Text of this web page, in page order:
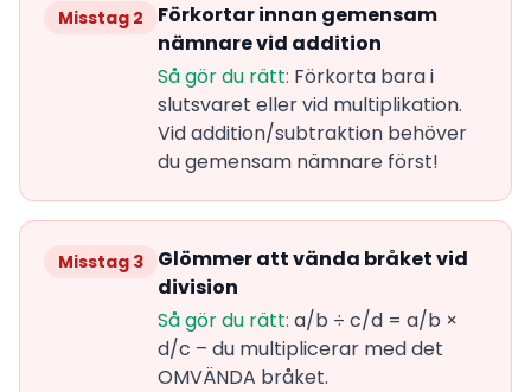
Misstag 2
Förkortar innan gemensam
nämnare vid addition
Så gör du rätt: Förkorta bara i
slutsvaret eller vid multiplikation.
Vid addition/subtraktion behöver
du gemensam nämnare först!
Misstag 3
Glömmer att vända bråket vid
division
Så gör du rätt: a/b ÷ c/d = a/b ×
d/c – du multiplicerar med det
OMVÄNDA bråket.